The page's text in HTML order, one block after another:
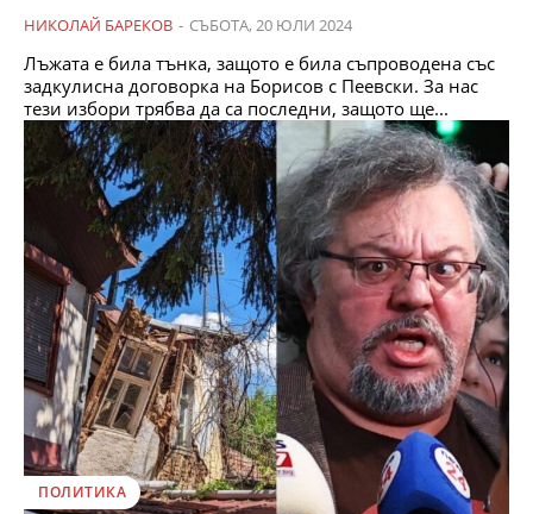
НИКОЛАЙ БАРЕКОВ - СЪБОТА, 20 ЮЛИ 2024
Лъжата е била тънка, защото е била съпроводена със
задкулисна договорка на Борисов с Пеевски. За нас
тези избори трябва да са последни, защото ще...
ПОЛИТИКА